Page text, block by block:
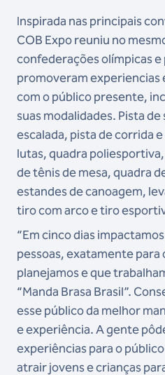
Inspirada nas principais
COB Expo reuniu no
confederações olímpicas
promoveram experiencias
com o público presente,
suas modalidades. Pista
escalada, pista de corrida
lutas, quadra
de tênis de mesa, quadra
estandes de canoagem,
tiro com arco e tiro
“Em cinco dias
pessoas, exatamente
planejamos e que
“Manda Brasa Brasil”.
esse público da melhor
e experiência. A gente
experiências para o
atrair jovens e crianças